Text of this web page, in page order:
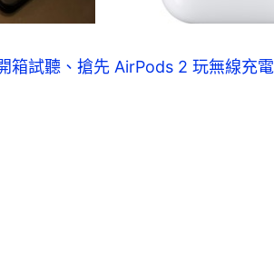
箱試聽、搶先 AirPods 2 玩無線充電